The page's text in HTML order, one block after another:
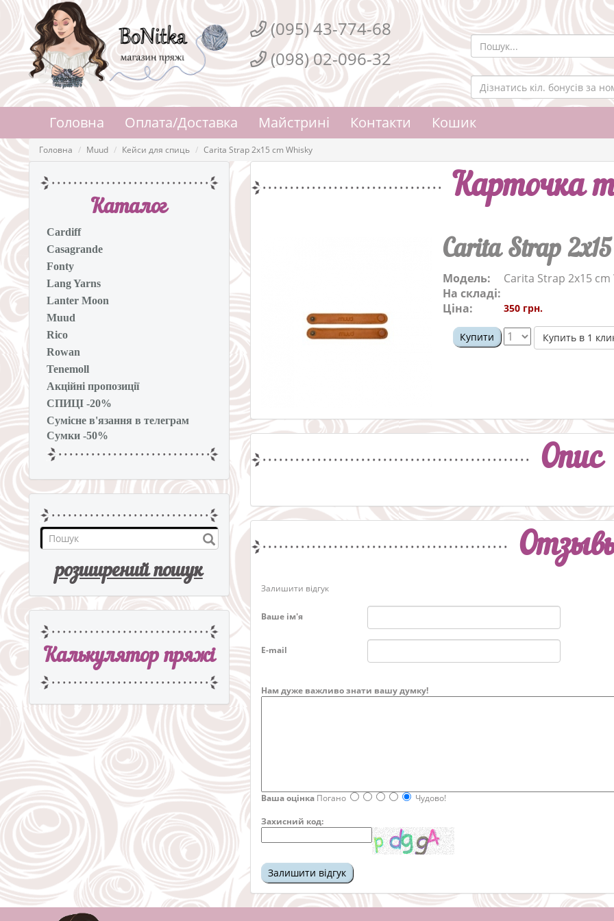
(095) 43-774-68
(098) 02-096-32
Головна Оплата/Доставка Майстрині Контакти Кошик
Головна Muud Кейси для спиць Carita Strap 2x15 cm Whisky
Каталог
Cardiff
Casagrande
Fonty
Lang Yarns
Lanter Moon
Muud
Rico
Rowan
Tenemoll
Акційні пропозиції
СПИЦІ -20%
Сумісне в'язання в телеграм
Сумки -50%
розширений пошук
Калькулятор пряжi
Карточка
Carita Strap
Модель:
Carita Strap 2x15 cm
На складі:
Ціна:
350 грн.
Купити Купить в 1
Опис
Залишити відгук
Ваше ім'я
E-mail
Нам дуже важливо знати вашу думку!
Ваша оцінка Погано
Чудово!
Захисний код: